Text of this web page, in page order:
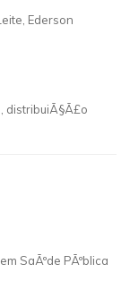
Ederson
distribuiÃ§Ã£o
SaÃºde PÃºblica